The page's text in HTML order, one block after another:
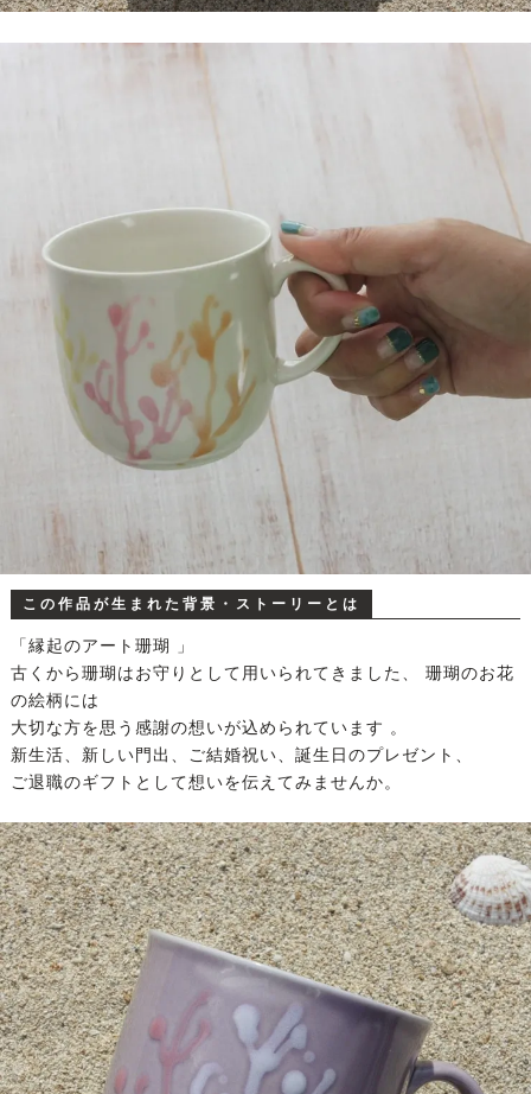
この作品が生まれた背景・ストーリーとは
「縁起のアート珊瑚 」
古くから珊瑚はお守りとして用いられてきました、 珊瑚のお花
の絵柄には
大切な方を思う感謝の想いが込められています 。
新生活、新しい門出、ご結婚祝い、誕生日のプレゼント、
ご退職のギフトとして想いを伝えてみませんか。